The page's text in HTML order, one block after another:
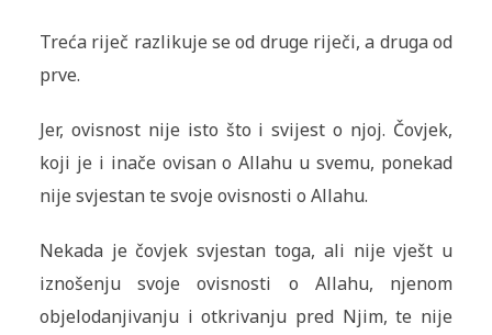
Treća riječ razlikuje se od druge riječi, a druga od
prve.
Jer, ovisnost nije isto što i svijest o njoj. Čovjek,
koji je i inače ovisan o Allahu u svemu, ponekad
nije svjestan te svoje ovisnosti o Allahu.
Nekada je čovjek svjestan toga, ali nije vješt u
iznošenju svoje ovisnosti o Allahu, njenom
objelodanjivanju i otkrivanju pred Njim, te nije